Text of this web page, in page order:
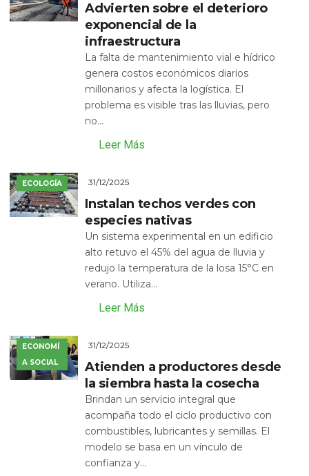
Advierten sobre el deterioro
exponencial de la
infraestructura
La falta de mantenimiento vial e hídrico
genera costos económicos diarios
millonarios y afecta la logística. El
problema es visible tras las lluvias, pero
no...
Leer Más
ECOLOGÍA 31/12/2025
Instalan techos verdes con
especies nativas
Un sistema experimental en un edificio
alto retuvo el 45% del agua de lluvia y
redujo la temperatura de la losa 15°C en
verano. Utiliza...
Leer Más
ECONOMÍ
A SOCIAL
31/12/2025
Atienden a productores desde
la siembra hasta la cosecha
Brindan un servicio integral que
acompaña todo el ciclo productivo con
combustibles, lubricantes y semillas. El
modelo se basa en un vínculo de
confianza y...